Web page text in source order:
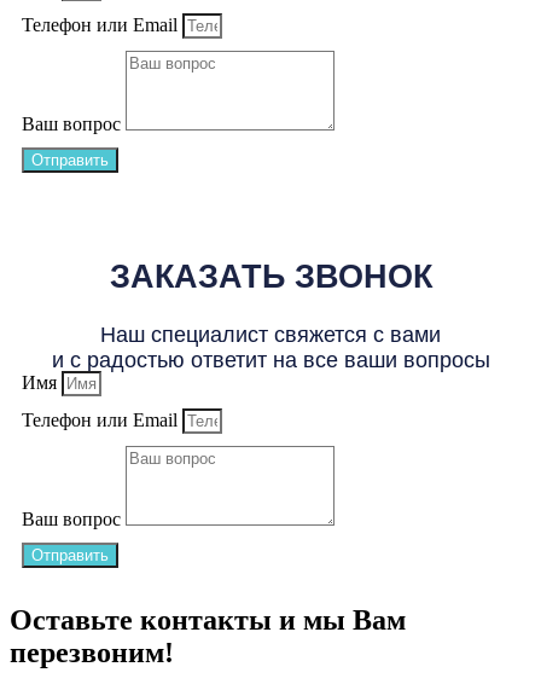
Телефон или Email
Ваш вопрос
Отправить
ЗАКАЗАТЬ ЗВОНОК
Наш специалист свяжется с вами
и с радостью ответит на все ваши вопросы
Имя
Телефон или Email
Ваш вопрос
Отправить
Оставьте контакты и мы Вам
перезвоним!